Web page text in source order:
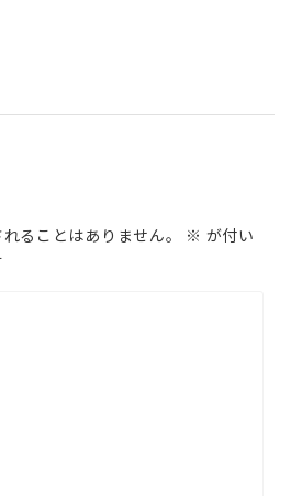
ることはありません。 ※ が付い